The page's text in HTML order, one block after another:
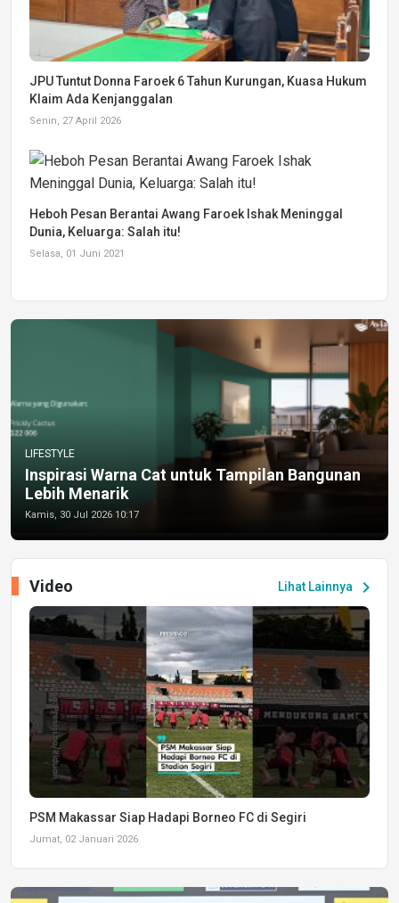
JPU Tuntut Donna Faroek 6 Tahun Kurungan, Kuasa Hukum
Klaim Ada Kenjanggalan
Senin, 27 April 2026
Heboh Pesan Berantai Awang Faroek Ishak Meninggal
Dunia, Keluarga: Salah itu!
Selasa, 01 Juni 2021
LIFESTYLE
Inspirasi Warna Cat untuk Tampilan Bangunan
Lebih Menarik
Kamis, 30 Jul 2026 10:17
Lihat Lainnya chevron_right
Video
PSM Makassar Siap Hadapi Borneo FC di Segiri
Jumat, 02 Januari 2026